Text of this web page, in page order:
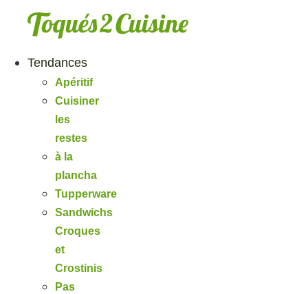
Tendances
Apéritif
Cuisiner
les
restes
à la
plancha
Tupperware
Sandwichs
Croques
et
Crostinis
Pas